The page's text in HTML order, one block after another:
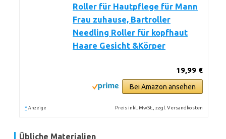
Roller für Hautpflege für Mann
Frau zuhause, Bartroller
Needling Roller für kopfhaut
Haare Gesicht &Körper
19,99 €
Bei Amazon ansehen
* Anzeige Preis inkl. MwSt., zzgl. Versandkosten
Übliche Materialien